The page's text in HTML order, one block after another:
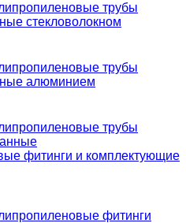
трубы
стекловолокном
трубы
алюминием
трубы
фитинги и комплектующие
фитинги